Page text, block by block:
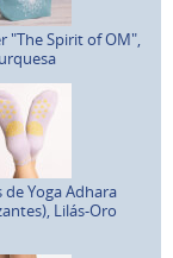
"The Spirit of OM",
de Yoga Adhara
Lilás-Oro